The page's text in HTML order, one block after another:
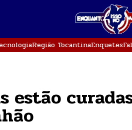
Região TocantinaEnquetes
estão